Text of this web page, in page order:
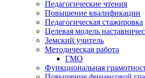
Педагогические чтения
Повышение квалификации
Педагогическая стажировка
Целевая модель
Земский учитель
Методическая работа
ГМО
Функциональная